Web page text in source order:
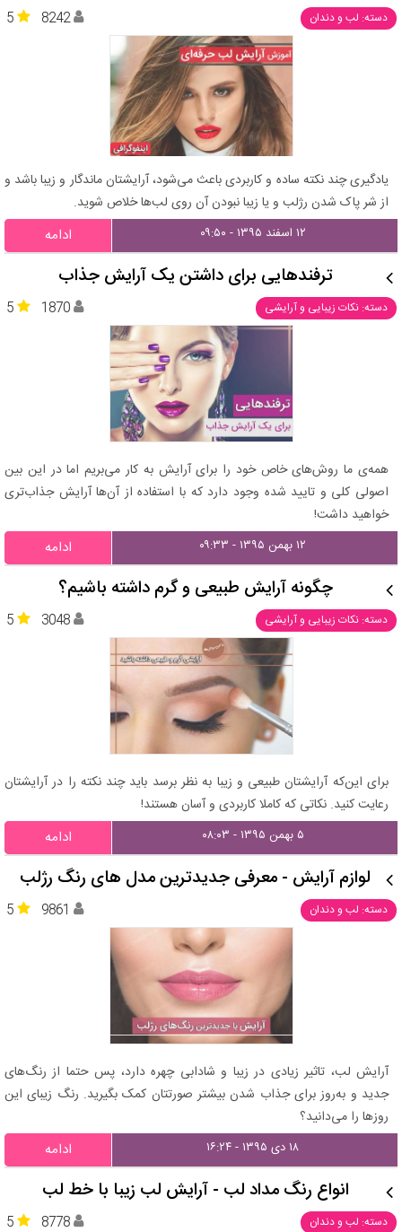
دسته: لب و دندان 5 8242
یادگیری چند نکته ساده و کاربردی باعث می‌شود، آرایشتان ماندگار و زیبا باشد و
از شر پاک شدن رژلب و یا زیبا نبودن آن روی لب‌ها خلاص شوید.
۱۲ اسفند ۱۳۹۵ - ۰۹:۵۰ ادامه
ترفندهایی برای داشتن یک آرایش جذاب
دسته: نکات زیبایی و آرایشی 5 1870
همه‌ی ما روش‌های خاص خود را برای آرایش به کار می‌بریم اما در این بین
اصولی کلی و تایید شده وجود دارد که با استفاده از آن‌ها آرایش جذاب‌تری
خواهید داشت!
۱۲ بهمن ۱۳۹۵ - ۰۹:۳۳ ادامه
چگونه آرایش طبیعی و گرم داشته باشیم؟
دسته: نکات زیبایی و آرایشی 5 3048
برای این‌که آرایشتان طبیعی و زیبا به نظر برسد باید چند نکته را در آرایشتان
رعایت کنید. نکاتی که کاملا کاربردی و آسان هستند!
۵ بهمن ۱۳۹۵ - ۰۸:۰۳ ادامه
لوازم آرایش - معرفی جدیدترین مدل‌ های رنگ رژلب
دسته: لب و دندان 5 9861
آرایش لب، تاثیر زیادی در زیبا و شادابی چهره دارد، پس حتما از رنگ‌های
جدید و به‌روز برای جذاب شدن بیشتر صورتتان کمک بگیرید. رنگ زیبای این
روزها را می‌دانید؟
۱۸ دی ۱۳۹۵ - ۱۶:۲۴ ادامه
انواع رنگ مداد لب - آرایش لب زیبا با خط لب
دسته: لب و دندان 5 8778